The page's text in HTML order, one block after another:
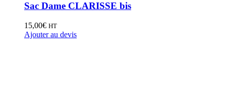
Sac Dame CLARISSE bis
15,00€ HT
Ajouter au devis